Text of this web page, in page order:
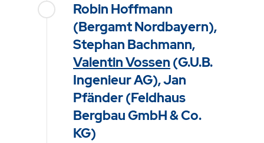
Robin Hoffmann
(Bergamt Nordbayern),
Stephan Bachmann,
Valentin Vossen (G.U.B.
Ingenieur AG), Jan
Pfänder (Feldhaus
Bergbau GmbH & Co.
KG)